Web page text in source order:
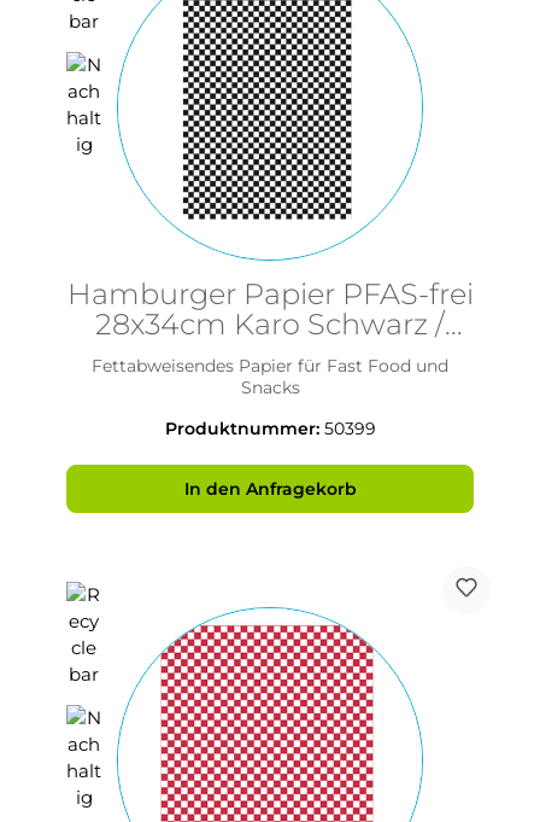
Hamburger Papier PFAS-frei
28x34cm Karo Schwarz /
Weiß
Fettabweisendes Papier für Fast Food und
Snacks
Produktnummer: 50399
In den Anfragekorb